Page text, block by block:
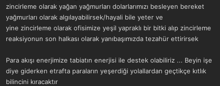
zincirleme olarak yağan yağmurları dolarlarımızı besleyen bereket
yağmurları olarak algılayabilirsek/hayali bile yeter ve
yine zincirleme olarak ofisimize yeşil yapraklı bir bitki alıp zincirleme
reaksiyonun son halkası olarak yanıbaşımızda tezahür ettirirsek
Para akışı enerjimize tabiatın enerjisi ile destek olabiliriz ... Beyin işe
diye giderken etrafta paraların yeşerdiği yolallardan geçtikçe kıtlık
bilincini kıracaktır